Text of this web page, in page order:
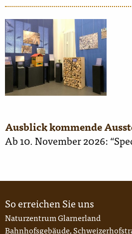
Ausblick kommende
Ab 10. November 2026:
So erreichen Sie uns
Naturzentrum Glarnerland
Bahnhofsgebäude,